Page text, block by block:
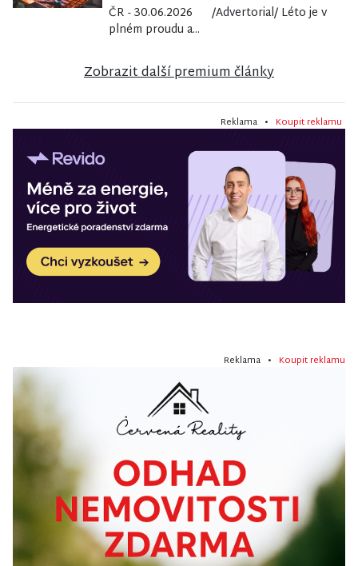
ČR - 30.06.2026 /Advertorial/ Léto je v
plném proudu a...
Zobrazit další premium články
Reklama • Koupit reklamu
Reklama • Koupit reklamu